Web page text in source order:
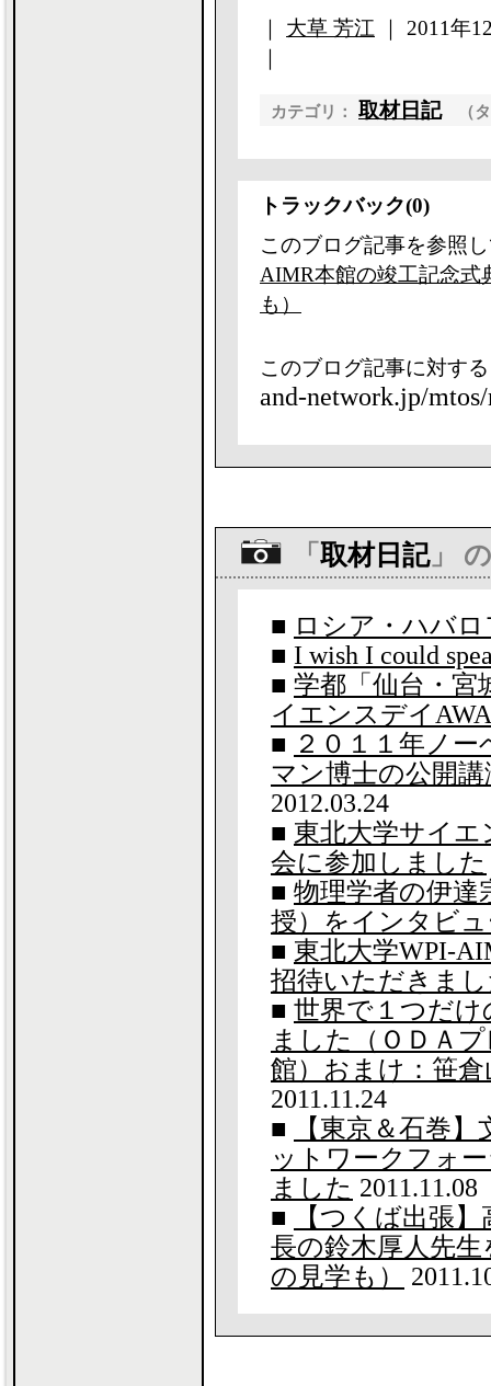
大草 芳江 ｜ 2011年
カテゴリ： 取材日記 （
トラックバック(0)
このブログ記事を参照
AIMR本館の竣工記念式
も）
このブログ記事に対す
and-network.jp/
「 取材日記」
■ ロシア・ハバ
■ I wish I could
■ 学都「仙台・宮
イエンスデイ
■ ２０１１年ノ
マン博士の公開
2012.03.24
■ 東北大学サイ
会に参加しました
■ 物理学者の伊達
授）をインタビ
■ 東北大学WPI-
招待いただきま
■ 世界で１つだ
ました（ＯＤＡ
館）おまけ：笹倉
2011.11.24
■
【東京＆石巻
ットワークフォ
ました 2011.11.08
■
【つくば出張
長の鈴木厚人先
の見学も）